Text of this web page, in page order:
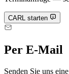
CARL starten
Per E-Mail
Senden Sie uns